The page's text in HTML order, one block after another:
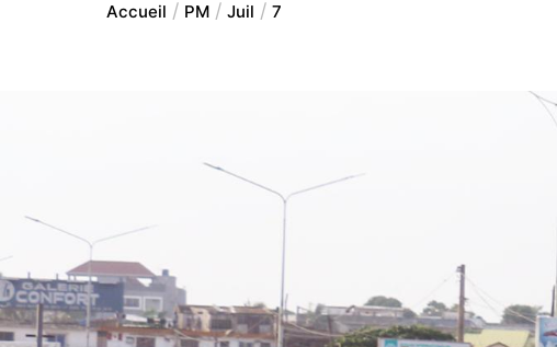
Accueil PM Juil 7